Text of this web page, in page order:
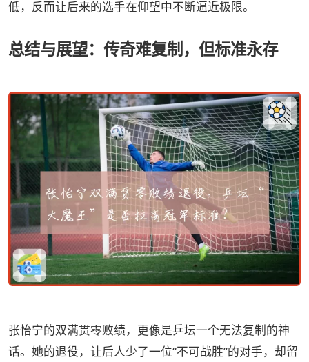
低，反而让后来的选手在仰望中不断逼近极限。
总结与展望：传奇难复制，但标准永存
张怡宁的双满贯零败绩，更像是乒坛一个无法复制的神
话。她的退役，让后人少了一位“不可战胜”的对手，却留